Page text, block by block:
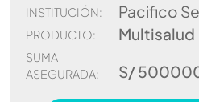
INSTITUCIÓN: Pacifico
PRODUCTO: Multisalud
SUMA
ASEGURADA:
S/